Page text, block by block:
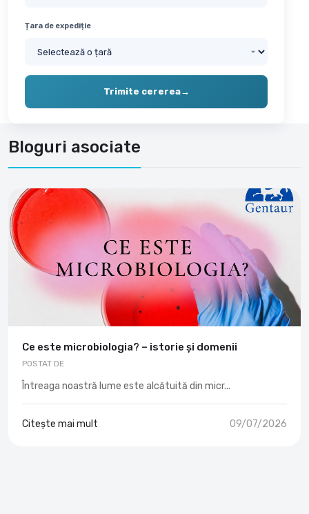
Țara de expediție
Trimite cererea→
Bloguri asociate
Ce este microbiologia? – istorie și domenii
POSTAT DE
Întreaga noastră lume este alcătuită din micr...
Citește mai mult 09/07/2026